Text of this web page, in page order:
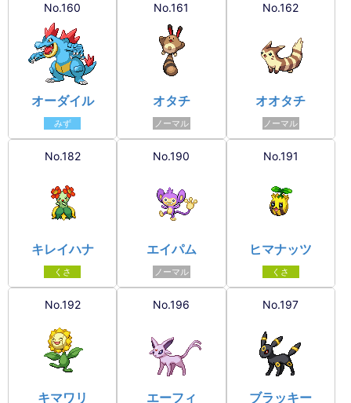
No.160
オーダイル
みず
No.161
オタチ
ノーマル
No.162
オオタチ
ノーマル
No.182
キレイハナ
くさ
No.190
エイパム
ノーマル
No.191
ヒマナッツ
くさ
No.192
キマワリ
No.196
エーフィ
No.197
ブラッキー